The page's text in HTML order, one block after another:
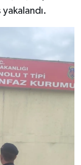
yakalandı.